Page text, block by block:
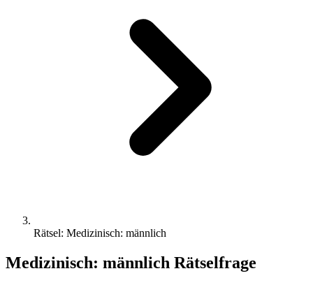
Rätsel: Medizinisch: männlich
Medizinisch: männlich Rätselfrage